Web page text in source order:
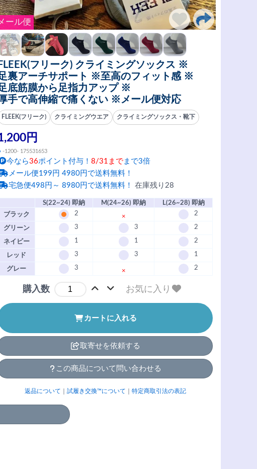
ール便
FLEEK(フリーク) クライミングソックス ※
裏アーチサポート ※至高のフィット感 ※
底筋膜から足指力アップ ※
手で高伸縮で痛くない ※メール便対応
FLEEK(フリーク) クライミングウエア クライミングソックス・靴下
円
-1200- 175531653
今なら36ポイント付与！ 8/31まで まで3倍
メール便199円 4980円で送料無料！
宅急便498円～ 8980円で送料無料！ 在庫残り28
S(22~24) 即納 M(24~26) 即納
L(26~28) 即納
ブラック
2 × 2
グリーン 3 3 2
ネイビー 1 1 2
レッド 3 3 1
グレー 3 × 2
購入数 お気に入り
カートに入れる
取寄せを依頼する
この商品について問い合わせる
返品について 試履き交換™について 特定商取引法の表記